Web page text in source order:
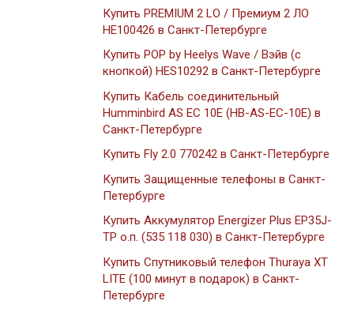
Купить PREMIUM 2 LO / Премиум 2 ЛО
HE100426 в Санкт-Петербурге
Купить POP by Heelys Wave / Вэйв (с
кнопкой) HES10292 в Санкт-Петербурге
Купить Кабель соединительный
Humminbird AS EC 10E (HB-AS-EC-10E) в
Санкт-Петербурге
Купить Fly 2.0 770242 в Санкт-Петербурге
Купить Защищенные телефоны в Санкт-
Петербурге
Купить Аккумулятор Energizer Plus EP35J-
TP о.п. (535 118 030) в Санкт-Петербурге
Купить Спутниковый телефон Thuraya XT
LITE (100 минут в подарок) в Санкт-
Петербурге